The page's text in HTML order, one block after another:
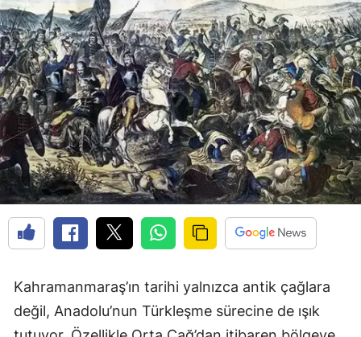
Kahramanmaraş’ın tarihi yalnızca antik çağlara
değil, Anadolu’nun Türkleşme sürecine de ışık